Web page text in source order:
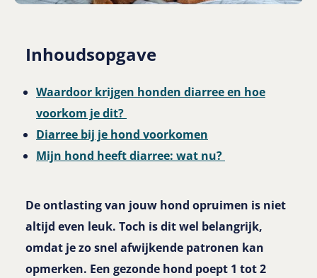
Inhoudsopgave
Waardoor krijgen honden diarree en hoe
voorkom je dit?
Diarree bij je hond voorkomen
Mijn hond heeft diarree: wat nu?
De ontlasting van jouw hond opruimen is niet
altijd even leuk. Toch is dit wel belangrijk,
omdat je zo snel afwijkende patronen kan
opmerken. Een gezonde hond poept 1 tot 2